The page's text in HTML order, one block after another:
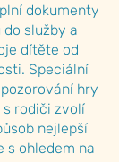
dokumenty
služby a
dítěte od
Speciální
hry
rodiči zvolí
nejlepší
s ohledem na